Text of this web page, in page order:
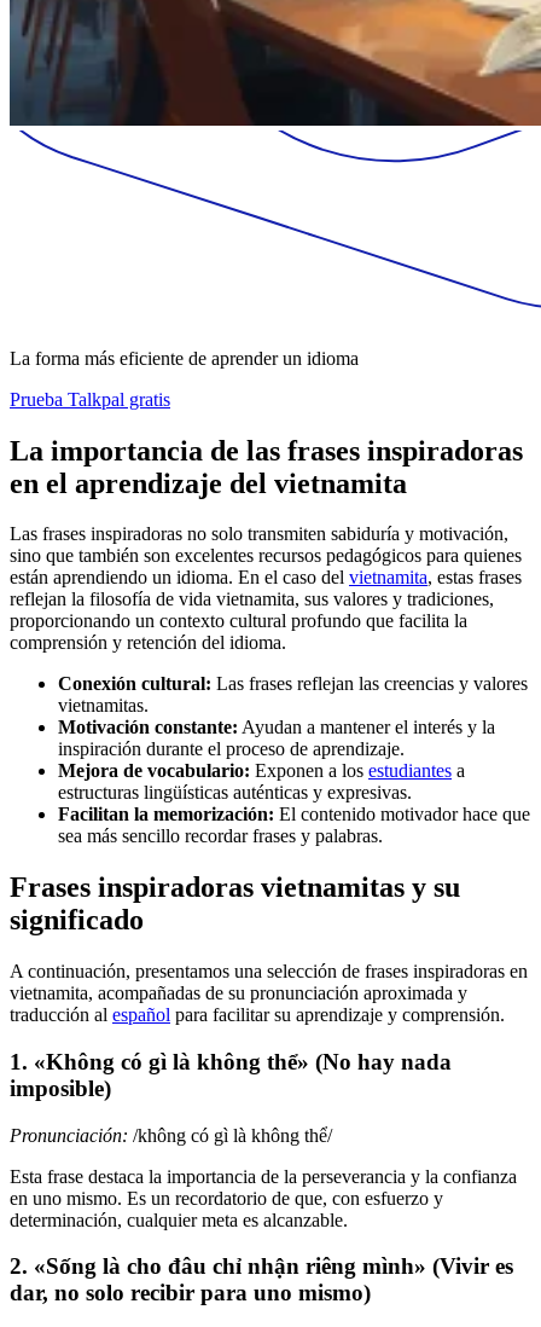
La forma más eficiente de aprender un idioma
Prueba Talkpal gratis
La importancia de las frases inspiradoras
en el aprendizaje del vietnamita
Las frases inspiradoras no solo transmiten sabiduría y motivación,
sino que también son excelentes recursos pedagógicos para quienes
están aprendiendo un idioma. En el caso del vietnamita, estas frases
reflejan la filosofía de vida vietnamita, sus valores y tradiciones,
proporcionando un contexto cultural profundo que facilita la
comprensión y retención del idioma.
Conexión cultural: Las frases reflejan las creencias y valores
vietnamitas.
Motivación constante: Ayudan a mantener el interés y la
inspiración durante el proceso de aprendizaje.
Mejora de vocabulario: Exponen a los estudiantes a
estructuras lingüísticas auténticas y expresivas.
Facilitan la memorización: El contenido motivador hace que
sea más sencillo recordar frases y palabras.
Frases inspiradoras vietnamitas y su
significado
A continuación, presentamos una selección de frases inspiradoras en
vietnamita, acompañadas de su pronunciación aproximada y
traducción al español para facilitar su aprendizaje y comprensión.
1. «Không có gì là không thể» (No hay nada
imposible)
Pronunciación: /không có gì là không thể/
Esta frase destaca la importancia de la perseverancia y la confianza
en uno mismo. Es un recordatorio de que, con esfuerzo y
determinación, cualquier meta es alcanzable.
2. «Sống là cho đâu chỉ nhận riêng mình» (Vivir es
dar, no solo recibir para uno mismo)